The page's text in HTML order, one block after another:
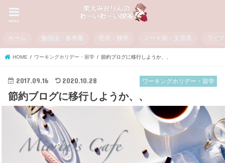
menu
ホーム 勉強法・参考書 宅浪・独学 ノート術・文房具 ライ
HOME ワーキングホリデー・留学 節約ブログに移行しようか、、
ワーキングホリデー・留学
2017.09.16 2020.10.28
節約ブログに移行しようか、、